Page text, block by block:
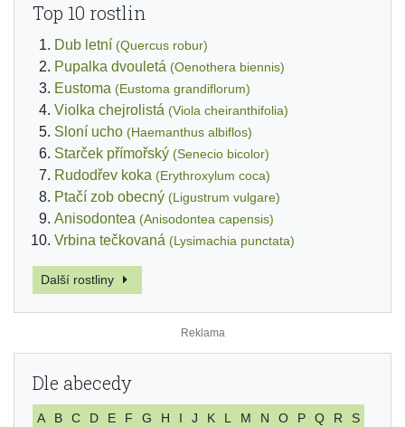
Top 10 rostlin
Dub letní (Quercus robur)
Pupalka dvouletá (Oenothera biennis)
Eustoma (Eustoma grandiflorum)
Violka chejrolistá (Viola cheiranthifolia)
Sloní ucho (Haemanthus albiflos)
Starček přímořský (Senecio bicolor)
Rudodřev koka (Erythroxylum coca)
Ptačí zob obecný (Ligustrum vulgare)
Anisodontea (Anisodontea capensis)
Vrbina tečkovaná (Lysimachia punctata)
Další rostliny
Dle abecedy
A B C D E F G H I J K L M N O P Q R
S